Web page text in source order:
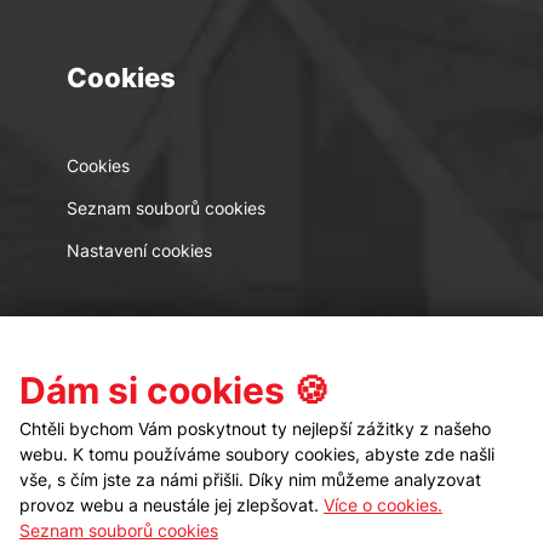
Cookies
Cookies
Seznam souborů cookies
Nastavení cookies
Kontakt Sledujte nás
Dám si cookies 🍪
Chtěli bychom Vám poskytnout ty nejlepší zážitky z našeho
webu. K tomu používáme soubory cookies, abyste zde našli
vše, s čím jste za námi přišli. Díky nim můžeme analyzovat
provoz webu a neustále jej zlepšovat. Více o cookies.
Seznam souborů cookies